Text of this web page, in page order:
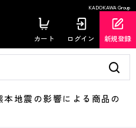
KADOKAWA Group
カート ログイン 新規登録
地震の影響による商品の